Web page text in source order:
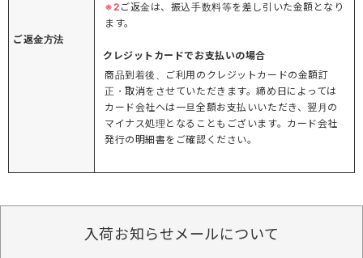
ご返金方法
※2 ご返金は、振込手数料等を差し引いた金額となり
ます。
クレジットカードでお支払いの場合
商品到着後、ご利用のクレジットカードの金額訂
正・取消をさせていただきます。締め日によっては
カード会社へは一旦全額お支払いいただき、翌月の
マイナス処理となることもございます。カード会社
発行の明細書をご確認ください。
入荷お知らせメールについて